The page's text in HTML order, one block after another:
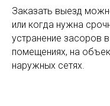
Заказать выезд
или когда нужна
устранение засоров
помещениях, на
наружных сетях.